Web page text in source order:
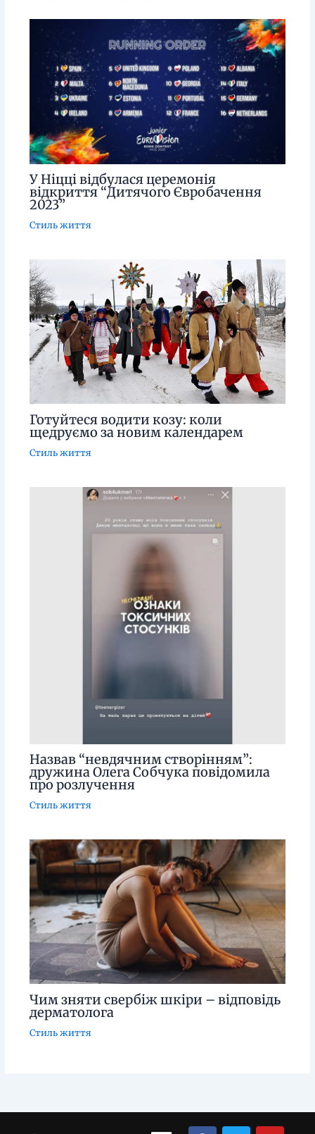
У Ніцці відбулася церемонія
відкриття “Дитячого Євробачення
2023”
Стиль життя
Готуйтеся водити козу: коли
щедруємо за новим календарем
Стиль життя
Назвав “невдячним створінням”:
дружина Олега Собчука повідомила
про розлучення
Стиль життя
Чим зняти свербіж шкіри – відповідь
дерматолога
Стиль життя
Menu